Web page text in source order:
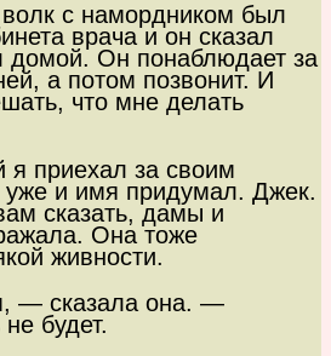
с намордником был
врача и он сказал
домой. Он понаблюдает за
а потом позвонит. И
что мне делать
я приехал за своим
уже и имя придумал. Джек.
сказать, дамы и
Она тоже
живности.
— сказала она. —
будет.